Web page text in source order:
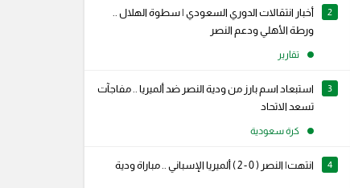
2
أخبار انتقالات الدوري السعودي | سطوة الهلال ..
ورطة الأهلي ودعم النصر
تقارير
3
استبعاد اسم بارز من ودية النصر ضد ألميريا .. مفاجآت
تسعد الاتحاد
كرة سعودية
4 انتهت| النصر ( 0 - 2 ) ألميريا الإسباني .. مباراة ودية